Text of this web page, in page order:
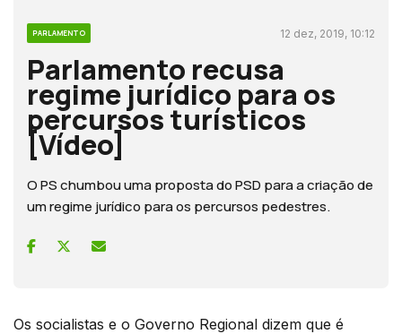
PARLAMENTO 12 dez, 2019, 10:12
Parlamento recusa
regime jurídico para os
percursos turísticos
[Vídeo]
O PS chumbou uma proposta do PSD para a criação de
um regime jurídico para os percursos pedestres.
Os socialistas e o Governo Regional dizem que é